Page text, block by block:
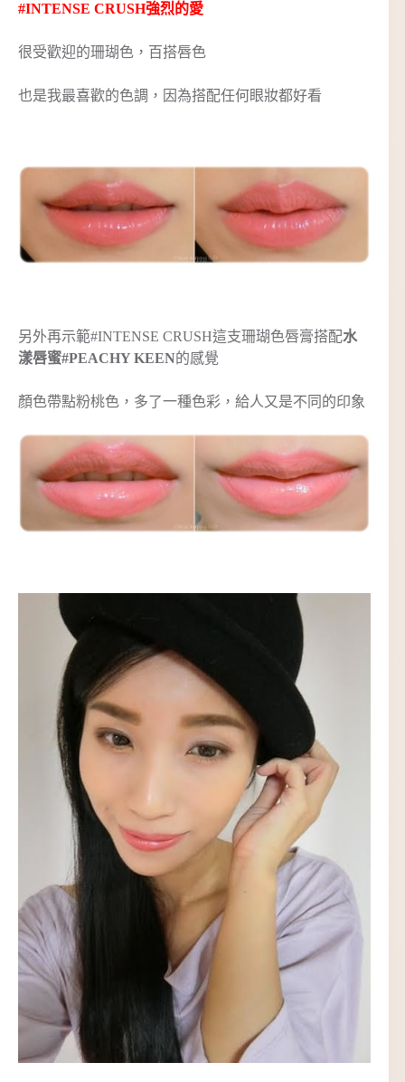
#INTENSE CRUSH強烈的愛
很受歡迎的珊瑚色，百搭唇色
也是我最喜歡的色調，因為搭配任何眼妝都好看
另外再示範#INTENSE CRUSH這支珊瑚色唇膏搭配水
漾唇蜜#PEACHY KEEN的感覺
顏色帶點粉桃色，多了一種色彩，給人又是不同的印象